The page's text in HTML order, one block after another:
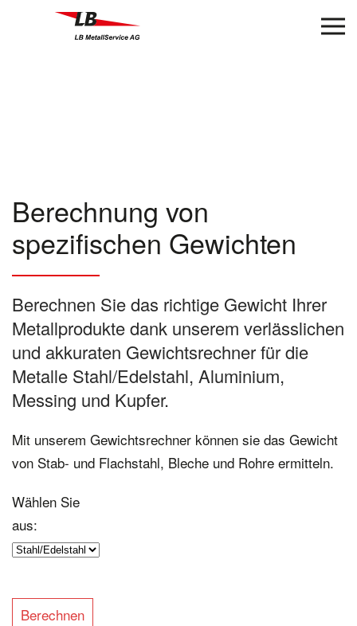
Zum Hauptinhalt springen
Berechnung von
spezifischen Gewichten
Berechnen Sie das richtige Gewicht Ihrer
Metallprodukte dank unserem verlässlichen
und akkuraten Gewichtsrechner für die
Metalle Stahl/Edelstahl, Aluminium,
Messing und Kupfer.
Mit unserem Gewichtsrechner können sie das Gewicht
von Stab- und Flachstahl, Bleche und Rohre ermitteln.
Wählen Sie
aus: